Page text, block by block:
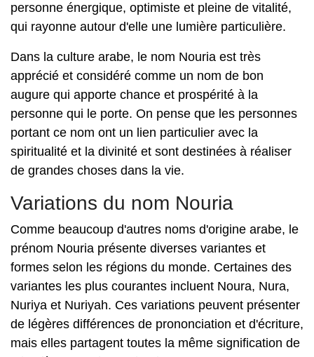
personne énergique, optimiste et pleine de vitalité,
qui rayonne autour d'elle une lumière particulière.
Dans la culture arabe, le nom Nouria est très
apprécié et considéré comme un nom de bon
augure qui apporte chance et prospérité à la
personne qui le porte. On pense que les personnes
portant ce nom ont un lien particulier avec la
spiritualité et la divinité et sont destinées à réaliser
de grandes choses dans la vie.
Variations du nom Nouria
Comme beaucoup d'autres noms d'origine arabe, le
prénom Nouria présente diverses variantes et
formes selon les régions du monde. Certaines des
variantes les plus courantes incluent Noura, Nura,
Nuriya et Nuriyah. Ces variations peuvent présenter
de légères différences de prononciation et d'écriture,
mais elles partagent toutes la même signification de